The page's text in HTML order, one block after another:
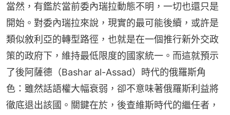
當然，有鑑於當前委內瑞拉動態不明，一切也還只是
開始。對委內瑞拉來說，現實的最可能後續，或許是
類似敘利亞的轉型路徑，也就是在一個推行新外交政
策的政府下，維持最低限度的國家統一。而這就預示
了後阿薩德（Bashar al-Assad）時代的俄羅斯角
色：雖然話語權大幅衰弱，卻不意味著俄羅斯利益將
徹底退出該國。關鍵在於，後查維斯時代的繼任者，